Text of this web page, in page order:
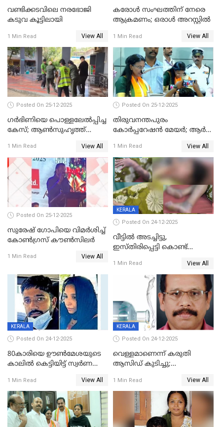
വണ്ടിക്കടവിലെ നരഭോജി
കടുവ കൂട്ടിലായി
1 Min Read View All
കരോള്‍ സംഘത്തിന് നേരെ
ആക്രമണം; ഒരാള്‍ അറസ്റ്റില്‍
1 Min Read View All
Posted On 25-12-2025
ഗര്‍ഭിണിയെ പൊള്ളലേല്‍പ്പിച്ച
കേസ്; ആണ്‍സുഹൃത്ത്
1 Min Read View All
Posted On 25-12-2025
തിരുവനന്തപുരം
കോര്‍പ്പറേഷന്‍ മേയർ; ആര്‍
1 Min Read View All
Posted On 25-12-2025
സുരേഷ് ഗോപിയെ വിമര്‍ശിച്ച്
കോണ്‍ഗ്രസ് കൗണ്‍സിലര്‍
1 Min Read View All
KERALA
Posted On 24-12-2025
വീട്ടിൽ അടച്ചിട്ടു,
ഇസ്തിരിപ്പെട്ടി കൊണ്ട്
ഗർഭിണിയായ യുവതിക്ക് ക്രൂര
1 Min Read View All
KERALA
Posted On 24-12-2025
80കാരിയെ ഊൺമേശയുടെ
കാലിൽ കെട്ടിയിട്ട് സ്വർണവും
കൊച്ചുമകനും സുഹൃത്തും
അറസ്റ്റിൽ
1 Min Read View All
KERALA
Posted On 24-12-2025
വെള്ളമാണെന്ന് കരുതി
ആസിഡ് കുടിച്ചു;
മരിച്ചു
1 Min Read View All